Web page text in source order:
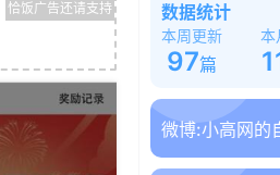
数据统计
本周更新
97篇
本
微博:小高网的